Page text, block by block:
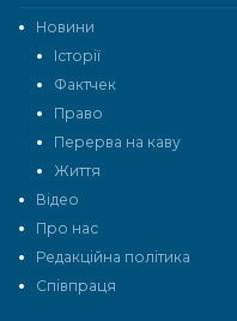
Новини
Історії
Фактчек
Право
Перерва на каву
Життя
Відео
Про нас
Редакційна політика
Cпівпраця